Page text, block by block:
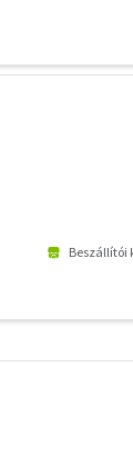
Beszállítói